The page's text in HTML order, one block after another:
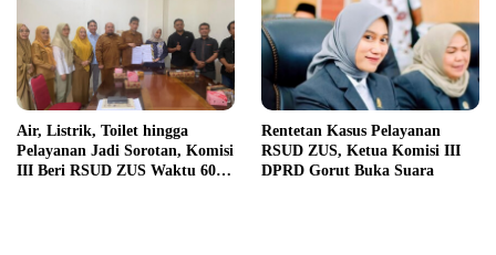
Air, Listrik, Toilet hingga
Pelayanan Jadi Sorotan, Komisi
III Beri RSUD ZUS Waktu 60
Rentetan Kasus Pelayanan
RSUD ZUS, Ketua Komisi III
DPRD Gorut Buka Suara